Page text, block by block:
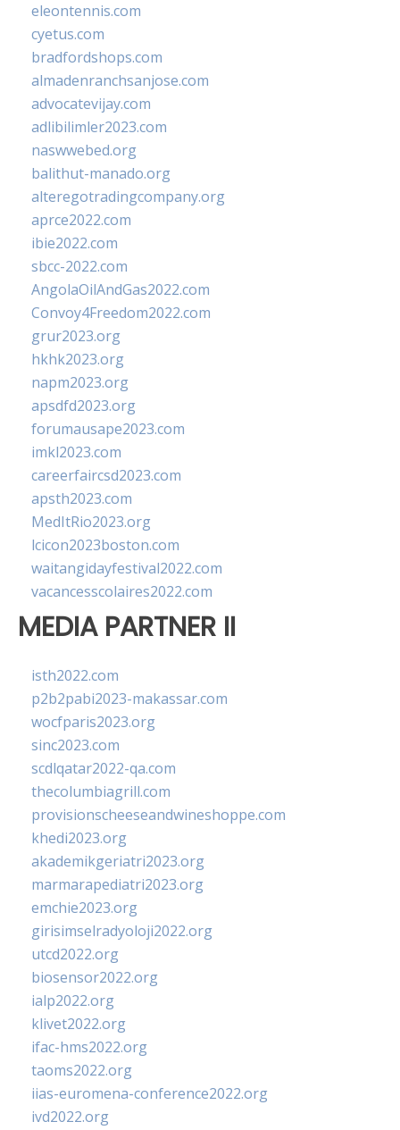
eleontennis.com
cyetus.com
bradfordshops.com
almadenranchsanjose.com
advocatevijay.com
adlibilimler2023.com
naswwebed.org
balithut-manado.org
alteregotradingcompany.org
aprce2022.com
ibie2022.com
sbcc-2022.com
AngolaOilAndGas2022.com
Convoy4Freedom2022.com
grur2023.org
hkhk2023.org
napm2023.org
apsdfd2023.org
forumausape2023.com
imkl2023.com
careerfaircsd2023.com
apsth2023.com
MedItRio2023.org
lcicon2023boston.com
waitangidayfestival2022.com
vacancesscolaires2022.com
MEDIA PARTNER II
isth2022.com
p2b2pabi2023-makassar.com
wocfparis2023.org
sinc2023.com
scdlqatar2022-qa.com
thecolumbiagrill.com
provisionscheeseandwineshoppe.com
khedi2023.org
akademikgeriatri2023.org
marmarapediatri2023.org
emchie2023.org
girisimselradyoloji2022.org
utcd2022.org
biosensor2022.org
ialp2022.org
klivet2022.org
ifac-hms2022.org
taoms2022.org
iias-euromena-conference2022.org
ivd2022.org